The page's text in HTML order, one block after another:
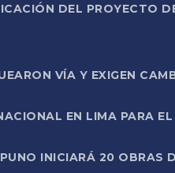
DEL PROYECTO
VÍA Y EXIGEN
EN LIMA PARA
INICIARÁ 20 OBRAS